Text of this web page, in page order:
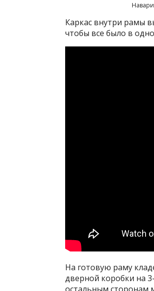
Каркас внутри рамы
чтобы все было в
На готовую раму
дверной коробки на